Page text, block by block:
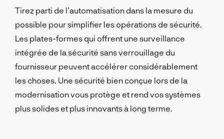
Tirez parti de l’automatisation dans la mesure du
possible pour simplifier les opérations de sécurité.
Les plates-formes qui offrent une surveillance
intégrée de la sécurité sans verrouillage du
fournisseur peuvent accélérer considérablement
les choses. Une sécurité bien conçue lors de la
modernisation vous protège et rend vos systèmes
plus solides et plus innovants à long terme.